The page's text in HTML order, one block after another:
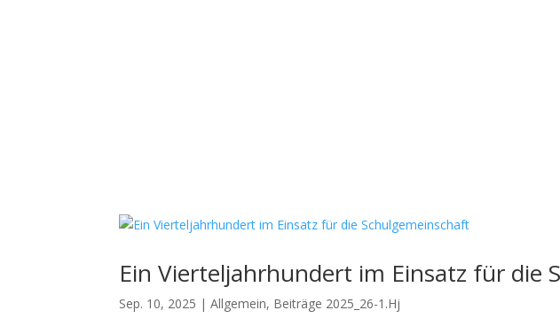
Ein Vierteljahrhundert im Einsatz für die
Sep. 10, 2025 |Allgemein, Beiträge 2025_26-1.Hj